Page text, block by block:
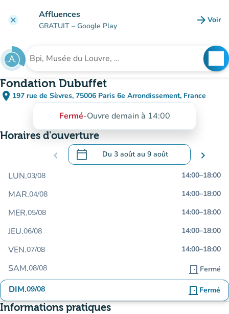
clear Affluences
GRATUIT – Google Play arrow_forward Voir
Rechercher un établissement
Fondation Dubuffet
place 197 rue de Sèvres, 75006 Paris 6e Arrondissement, France
(ouvrir dans Google Maps)
(nouvel onglet)
Fermé-Ouvre demain à 14:00
Horaires d'ouverture
chevron_left calendar_today Du 3 aoûtau 9 août
.Ouvrir le calendrier pour changer de
chevron_right
LUN.03/08 14:00–18:00
MAR.04/08 14:00–18:00
MER.05/08 14:00–18:00
JEU.06/08 14:00–18:00
VEN.07/08 14:00–18:00
SAM.08/08 door_front Fermé
DIM.09/08 door_front Fermé
Informations pratiques